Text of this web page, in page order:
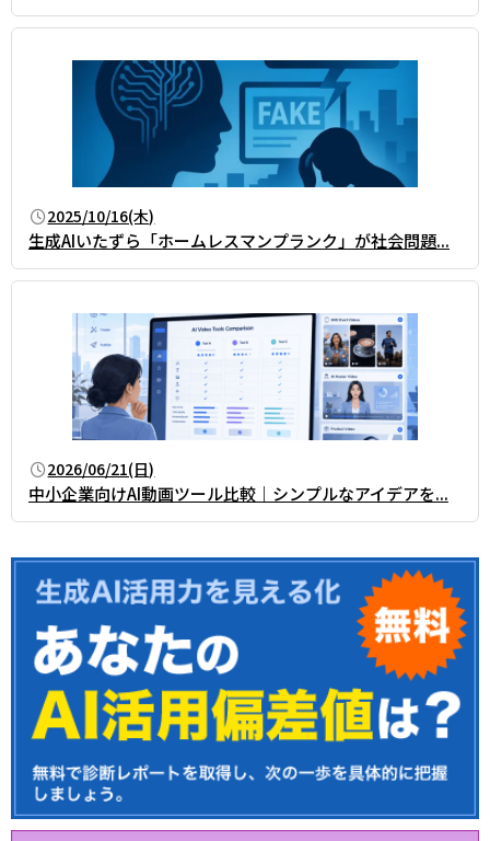
2025/10/16(木)
生成AIいたずら「ホームレスマンプランク」が社会問題...
2026/06/21(日)
中小企業向けAI動画ツール比較｜シンプルなアイデアを...